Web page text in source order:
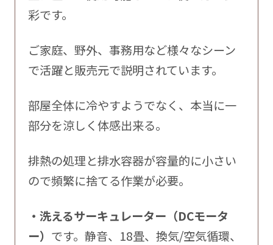
彩です。
ご家庭、野外、事務用など様々なシーン
で活躍と販売元で説明されています。
部屋全体に冷やすようでなく、本当に一
部分を涼しく体感出来る。
排熱の処理と排水容器が容量的に小さい
ので頻繁に捨てる作業が必要。
・洗えるサーキュレーター（DCモータ
ー） です。静音、18畳、換気/空気循環、